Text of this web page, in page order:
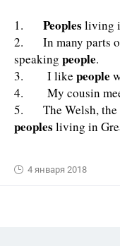
1. Peoples living
2. In many parts of
speaking people.
3. I like people
4. My cousin
5. The Welsh, the
peoples living in
4 января 2018